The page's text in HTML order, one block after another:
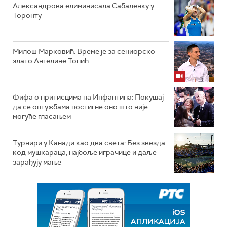
Александрова елиминисала Сабаленку у
Торонту
Милош Марковић: Време је за сениорско
злато Ангелине Топић
Фифа о притисцима на Инфантина: Покушај
да се оптужбама постигне оно што није
могуће гласањем
Турнири у Канади као два света: Без звезда
код мушкараца, најбоље играчице и даље
зарађују мање